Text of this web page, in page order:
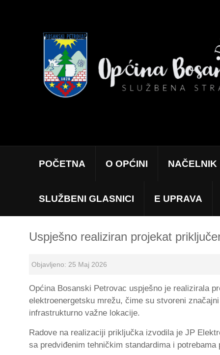
POČETNA O OPĆINI NAČELNIK
SLUŽBENI GLASNICI E UPRAVA
Uspješno realiziran projekat
Objavljeno: 25 Maj 2026
Općina Bosanski Petrovac uspješno je realizirala
elektroenergetsku mrežu, čime su stvoreni
infrastrukturno važne lokacije.
Radove na realizaciji priključka izvodila je JP
sa predviđenim tehničkim standardima i potrebama